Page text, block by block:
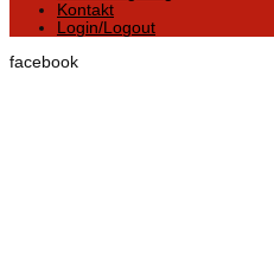
Kontakt
Login/Logout
facebook